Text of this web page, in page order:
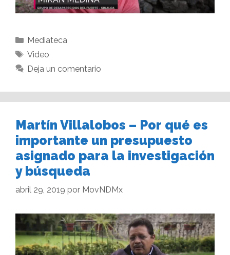
Mediateca
Video
Deja un comentario
Martín Villalobos – Por qué es
importante un presupuesto
asignado para la investigación
y búsqueda
abril 29, 2019 por MovNDMx